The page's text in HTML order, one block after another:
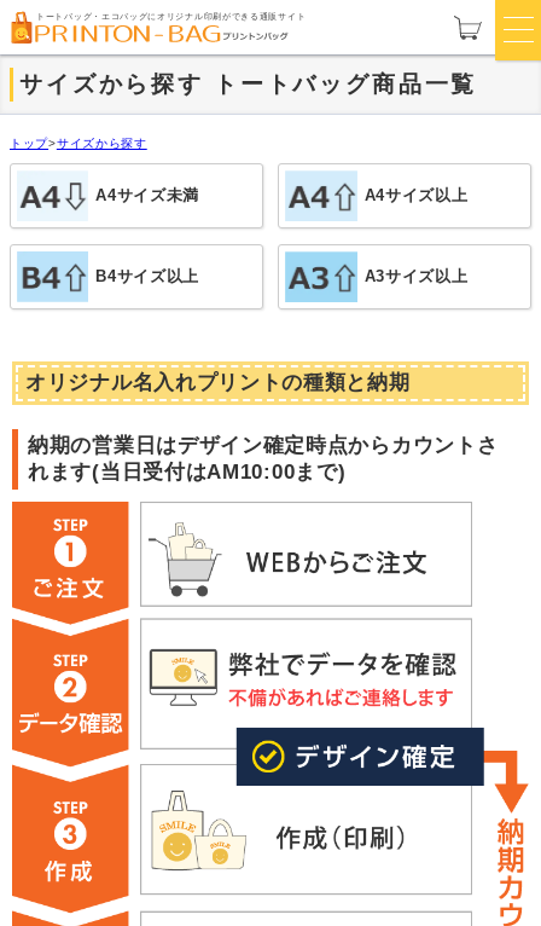
トートバッグ・エコバッグにオリジナル印刷ができる通販サイト
サイズから探す トートバッグ商品一覧
トップ>サイズから探す
A4サイズ未満 A4サイズ以上
B4サイズ以上 A3サイズ以上
オリジナル名入れプリントの種類と納期
納期の営業日はデザイン確定時点からカウントさ
れます(当日受付はAM10:00まで)